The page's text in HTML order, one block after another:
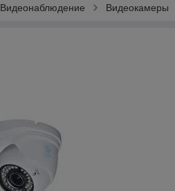
Видеонаблюдение Видеокамеры